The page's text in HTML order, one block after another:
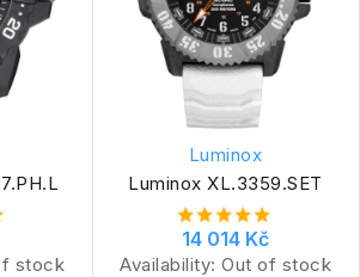
stock
Luminox
Luminox XL.3359.SET
14 014 Kč
Availability: Out of stock